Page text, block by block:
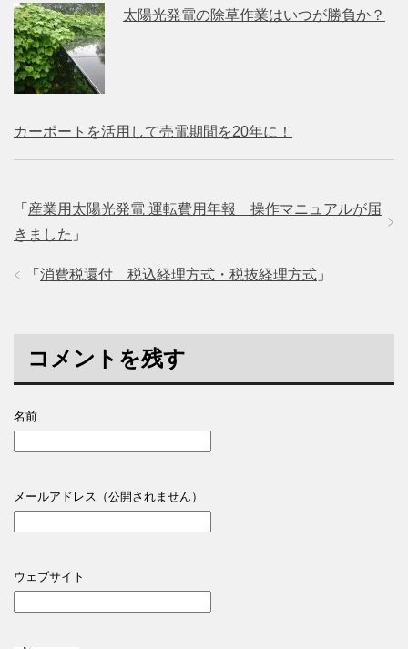
太陽光発電の除草作業はいつが勝負か？
カーポートを活用して売電期間を20年に！
「 産業用太陽光発電 運転費用年報 操作マニュアルが届
きました 」
「 消費税還付 税込経理方式・税抜経理方式 」
コメントを残す
名前
メールアドレス（公開されません）
ウェブサイト